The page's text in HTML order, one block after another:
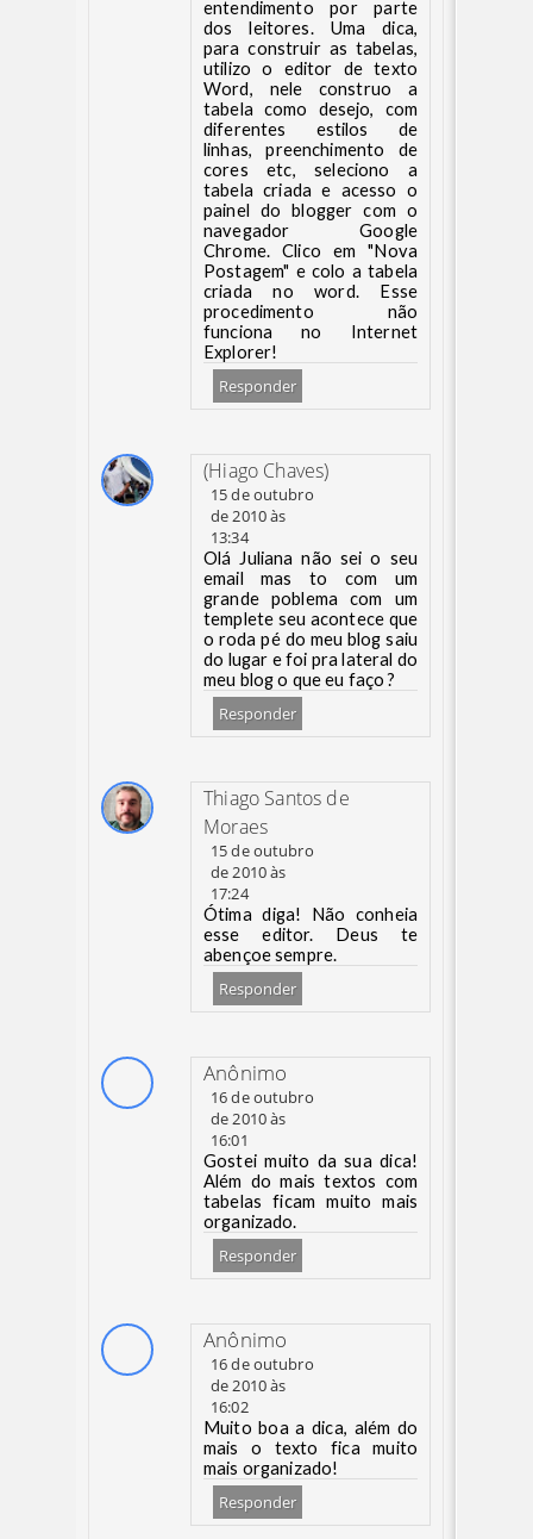
entendimento por parte
dos leitores. Uma dica,
para construir as tabelas,
utilizo o editor de texto
Word, nele construo a
tabela como desejo, com
diferentes estilos de
linhas, preenchimento de
cores etc, seleciono a
tabela criada e acesso o
painel do blogger com o
navegador Google
Chrome. Clico em "Nova
Postagem" e colo a tabela
criada no word. Esse
procedimento não
funciona no Internet
Explorer!
Responder
(Hiago Chaves)
15 de outubro
de 2010 às
13:34
Olá Juliana não sei o seu
email mas to com um
grande poblema com um
templete seu acontece que
o roda pé do meu blog saiu
do lugar e foi pra lateral do
meu blog o que eu faço ?
Responder
Thiago Santos de
Moraes
15 de outubro
de 2010 às
17:24
Ótima diga! Não conheia
esse editor. Deus te
abençoe sempre.
Responder
Anônimo
16 de outubro
de 2010 às
16:01
Gostei muito da sua dica!
Além do mais textos com
tabelas ficam muito mais
organizado.
Responder
Anônimo
16 de outubro
de 2010 às
16:02
Muito boa a dica, além do
mais o texto fica muito
mais organizado!
Responder